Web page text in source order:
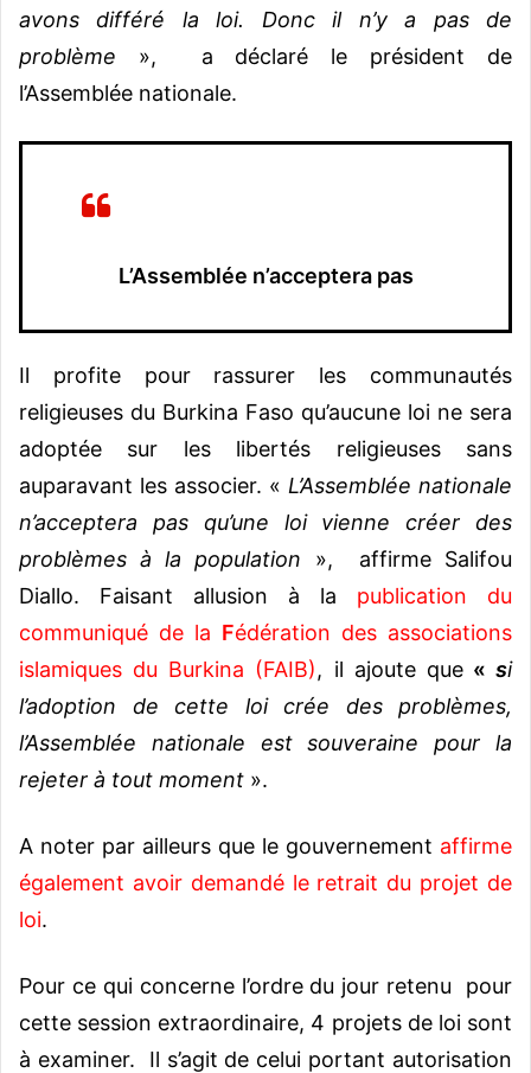
avons différé la loi. Donc il n’y a pas de
problème », a déclaré le président de
l’Assemblée nationale.
L’Assemblée n’acceptera pas
Il profite pour rassurer les communautés
religieuses du Burkina Faso qu’aucune loi ne sera
adoptée sur les libertés religieuses sans
auparavant les associer. « L’Assemblée nationale
n’acceptera pas qu’une loi vienne créer des
problèmes à la population », affirme Salifou
Diallo. Faisant allusion à la publication du
communiqué de la Fédération des associations
islamiques du Burkina (FAIB), il ajoute que« si
l’adoption de cette loi crée des problèmes,
l’Assemblée nationale est souveraine pour la
rejeter à tout moment ».
A noter par ailleurs que le gouvernement affirme
également avoir demandé le retrait du projet de
loi.
Pour ce qui concerne l’ordre du jour retenu pour
cette session extraordinaire, 4 projets de loi sont
à examiner. Il s’agit de celui portant autorisation